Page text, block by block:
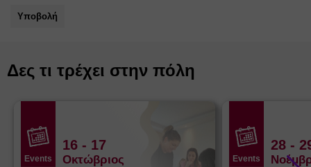
Υποβολή
Δες τι τρέχει στην πόλη
Events
16 - 17
Οκτώβριος Events
28 -